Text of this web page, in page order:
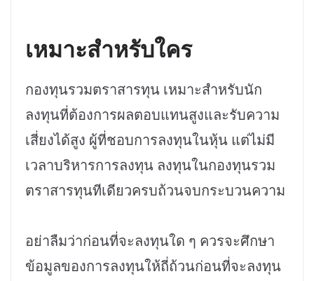
เหมาะสำหรับใคร
กองทุนรวมตราสารทุน เหมาะสำหรับนัก
ลงทุนที่ต้องการผลตอบแทนสูงและรับความ
เสี่ยงได้สูง ผู้ที่ชอบการลงทุนในหุ้น แต่ไม่มี
เวลาบริหารการลงทุน ลงทุนในกองทุนรวม
ตราสารทุนทีเดียวครบถ้วนจบกระบวนความ
อย่าลืมว่าก่อนที่จะลงทุนใด ๆ ควรจะศึกษา
ข้อมูลของการลงทุนให้ถี่ถ้วนก่อนที่จะลงทุน